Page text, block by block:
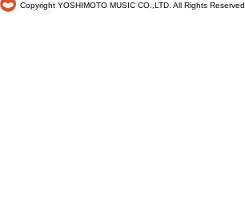
Copyright YOSHIMOTO MUSIC CO.,LTD. All Rights Reserved.